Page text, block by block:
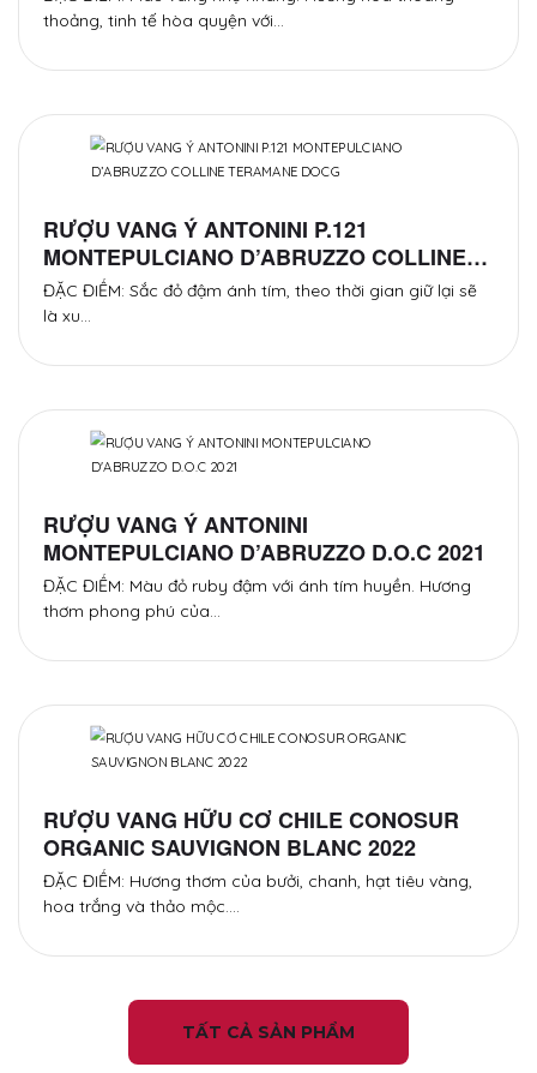
thoảng, tinh tế hòa quyện với…
RƯỢU VANG Ý ANTONINI P.121
MONTEPULCIANO D’ABRUZZO COLLINE
TERAMANE DOCG
ĐẶC ĐIỂM: Sắc đỏ đậm ánh tím, theo thời gian giữ lại sẽ
là xu…
RƯỢU VANG Ý ANTONINI
MONTEPULCIANO D’ABRUZZO D.O.C 2021
ĐẶC ĐIỂM: Màu đỏ ruby đậm với ánh tím huyền. Hương
thơm phong phú của…
RƯỢU VANG HỮU CƠ CHILE CONOSUR
ORGANIC SAUVIGNON BLANC 2022
ĐẶC ĐIỂM: Hương thơm của bưởi, chanh, hạt tiêu vàng,
hoa trắng và thảo mộc.…
TẤT CẢ SẢN PHẨM